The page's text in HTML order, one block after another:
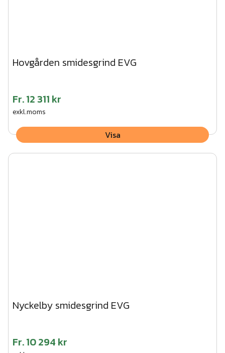
Hovgården smidesgrind EVG
Fr.12 311 kr
exkl.moms
Visa
Nyckelby smidesgrind EVG
Fr.10 294 kr